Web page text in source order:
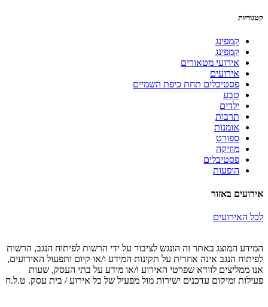
קטגוריות
קמפינג
קמפינג
אירועי מטאורים
אירועים
פסטיבלים תחת כיפת השמיים
טבע
ילדים
תרבות
אומנות
ספורט
מוזיקה
פסטיבלים
הופעות
אירועים באזור
לכל האירועים
המידע המוצג באתר זה הונגש לציבור על ידי הרשות לפיתוח הנגב, הרשות
לפיתוח הנגב אינה אחרית על תקינות המידע ו/או קיום ותפעול האירועים,
אנו ממליצים לוודא שפרטי האירוע ו/או מידע על בתי העסק, שעות
פעילות ומיקום עדכנים ישירות מול מפעיל של כל אירוע / בית עסק. ט.ל.ח